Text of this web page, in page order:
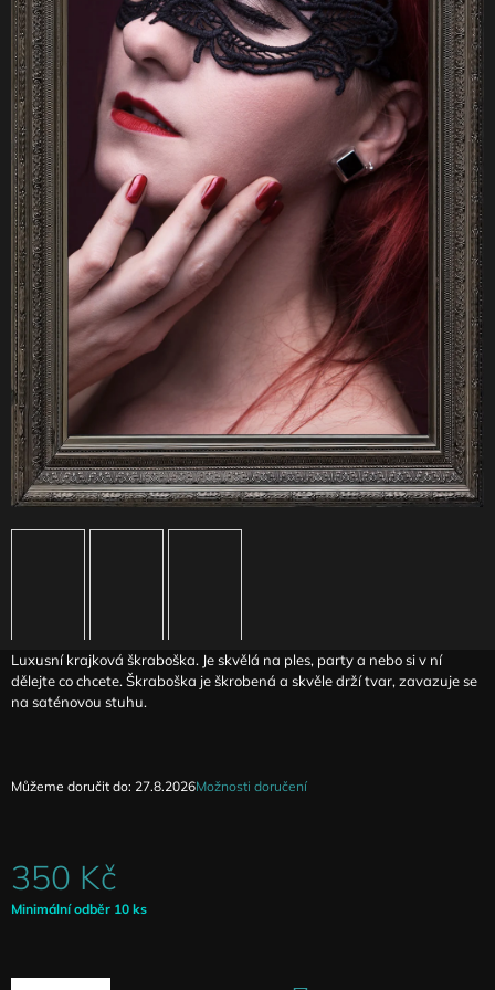
Luxusní krajková škraboška. Je skvělá na ples, party a nebo si v ní
dělejte co chcete. Škraboška je škrobená a skvěle drží tvar, zavazuje se
na saténovou stuhu.
Můžeme doručit do: 27.8.2026Možnosti doručení
350 Kč
Měrná
Minimální odběr 10 ks
A
J
Í
T
?
HLEDAT
D
O
P
O
R
U
Č
U
E
PRUHOVANÁ
SUKNĚ
AGIOPE
1